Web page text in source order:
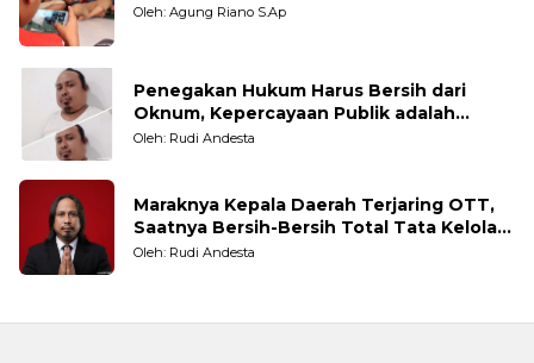
Oleh: Agung Riano S.Ap
Penegakan Hukum Harus Bersih dari
Oknum, Kepercayaan Publik adalah
Taruhannya
Oleh: Rudi Andesta
Maraknya Kepala Daerah Terjaring OTT,
Saatnya Bersih-Bersih Total Tata Kelola
Pemerintahan
Oleh: Rudi Andesta